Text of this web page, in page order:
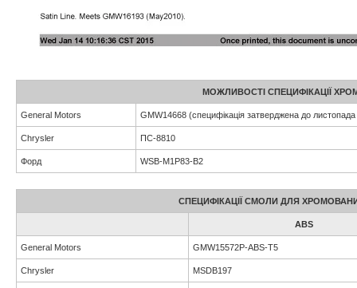
МОЖЛИВОСТІ СПЕЦИФІКАЦІЇ
General Motors GMW14668 (специфікація затверджена до
Chrysler ПС-8810
Форд WSB-M1P83-B2
СПЕЦИФІКАЦІЇ СМОЛИ ДЛЯ
ABS
General Motors GMW15572P-ABS-T5
Chrysler MSDB197